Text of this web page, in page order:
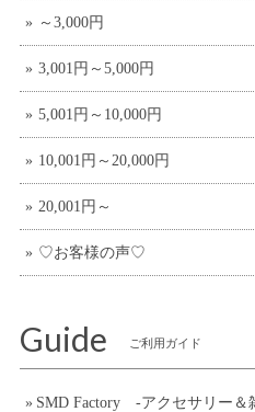
～3,000円
3,001円～5,000円
5,001円～10,000円
10,001円～20,000円
20,001円～
♡お客様の声♡
Guide ご利用ガイド
SMD Factory -アクセサリー＆